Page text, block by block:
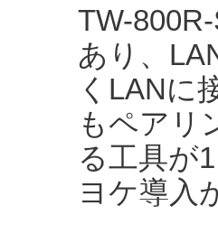
TW-
あり、
くLANに
もペアリ
る工具が
ヨケ導入